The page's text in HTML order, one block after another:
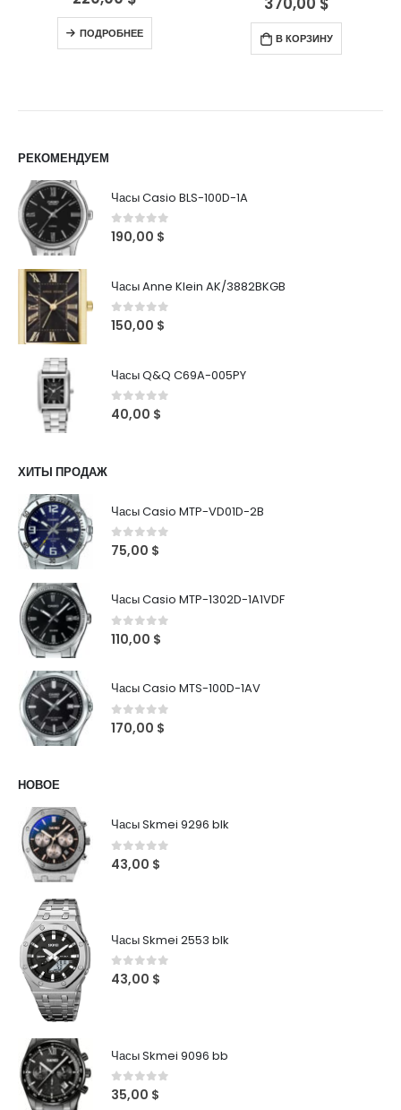
ПОДРОБНЕЕ В КОРЗИНУ
РЕКОМЕНДУЕМ
Часы Casio BLS-100D-1A
0out of 5
190,00 $
Часы Anne Klein AK/3882BKGB
0out of 5
150,00 $
Часы Q&Q C69A-005PY
0 out of 5
40,00 $
ХИТЫ ПРОДАЖ
Часы Casio MTP-VD01D-2B
0out of 5
75,00 $
Часы Casio MTP-1302D-1A1VDF
0out of 5
110,00 $
Часы Casio MTS-100D-1AV
0out of 5
170,00 $
НОВОЕ
Часы Skmei 9296 blk
0 out of 5
43,00 $
Часы Skmei 2553 blk
0 out of 5
43,00 $
Часы Skmei 9096 bb
0out of 5
35,00 $